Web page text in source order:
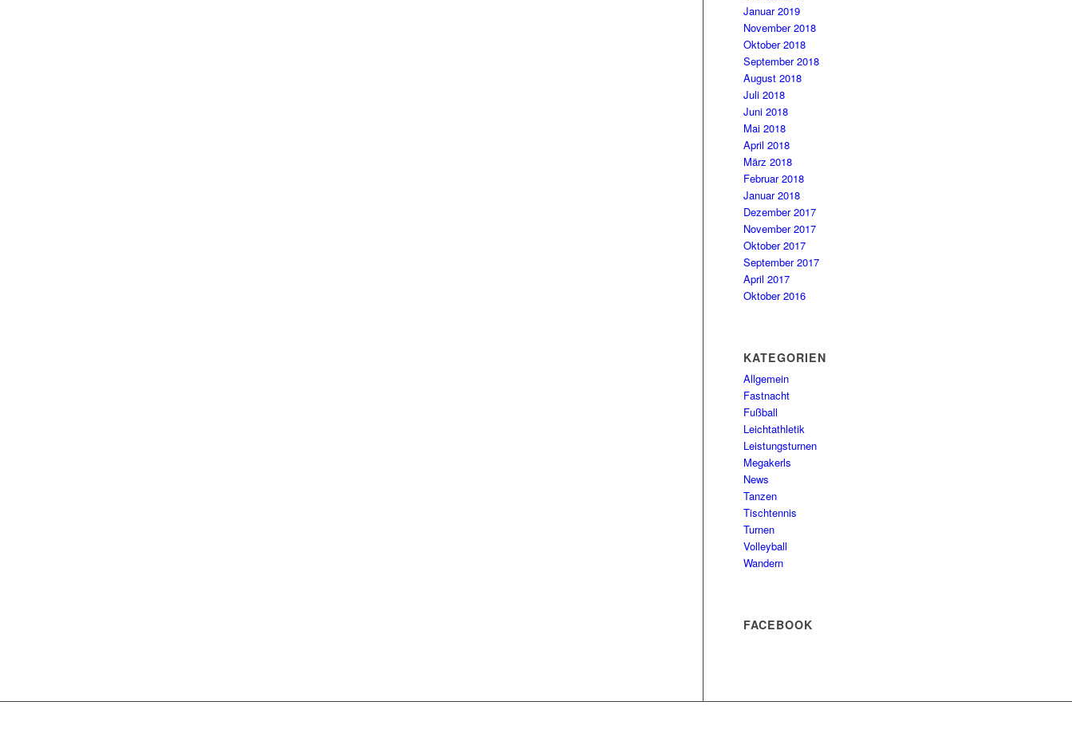
Januar 2019
November 2018
Oktober 2018
September 2018
August 2018
Juli 2018
Juni 2018
Mai 2018
April 2018
März 2018
Februar 2018
Januar 2018
Dezember 2017
November 2017
Oktober 2017
September 2017
April 2017
Oktober 2016
KATEGORIEN
Allgemein
Fastnacht
Fußball
Leichtathletik
Leistungsturnen
Megakerls
News
Tanzen
Tischtennis
Turnen
Volleyball
Wandern
FACEBOOK